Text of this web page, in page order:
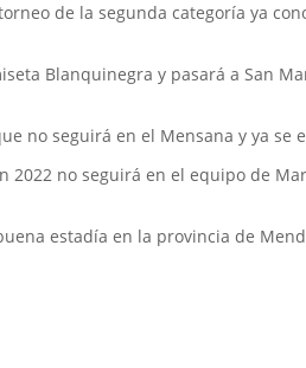
de la segunda categoría ya
Blanquinegra y pasará a San
no seguirá en el Mensana y ya se
no seguirá en el equipo de
estadía en la provincia de